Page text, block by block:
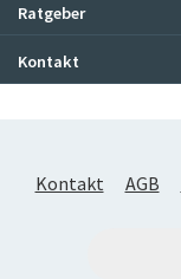
Ratgeber
Kontakt
Kontakt AGB